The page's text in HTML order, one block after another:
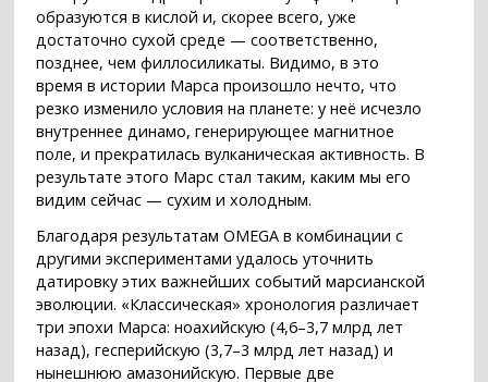
образуются в кислой и, скорее всего, уже
достаточно сухой среде — соответственно,
позднее, чем филлосиликаты. Видимо, в это
время в истории Марса произошло нечто, что
резко изменило условия на планете: у неё исчезло
внутреннее динамо, генерирующее магнитное
поле, и прекратилась вулканическая активность. В
результате этого Марс стал таким, каким мы его
видим сейчас — сухим и холодным.
Благодаря результатам OMEGA в комбинации с
другими экспериментами удалось уточнить
датировку этих важнейших событий марсианской
эволюции. «Классическая» хронология различает
три эпохи Марса: ноахийскую (4,6–3,7 млрд лет
назад), гесперийскую (3,7–3 млрд лет назад) и
нынешнюю амазонийскую. Первые две